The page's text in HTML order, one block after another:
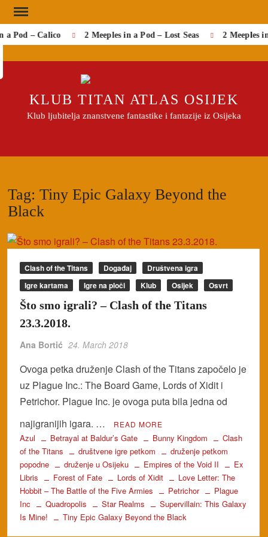
Skip
to
content
a Pod – Calico 2 Meeples in a Pod – Lost Seas 2 Meeples
Search
KLUB TITAN ATLAS OSIJEK
Klub ljubitelja znanstvene fantastike i fantazije iz Osijeka
Tag:Tiny Epic Galaxy Beyond the
Black
Clash of the Titans Događaj
Društvena igra
Igre kartama
Igre na ploči Klub Osijek Osvrt
Što smo igrali? – Clash of the Titans
23.3.2018.
Ana Bortić 24. March 2018
Ovoga petka druženje Clash of the Titans započelo je
uz Plague Inc.: The Board Game, Lords of Xidit i
Petrichor. Plague Inc. je ovoga puta bila jedna od
najigranijih igara. …
READ MORE
Azul Betrayal at Baldur’s Gate Bunny Kingdom
Clash
of the Titans
društvene igre petkom
druženje petkom
popodne
druženje u Osijeku Empires of the Void II
Ex
Libris
Forest of Fate Lords of Xidit
Love Letter: The
Hobbit – The Battle of the Five Armies
Petrichor
Plague
Inc
Quadropolis Star Realms
Supervillain: This Galaxy
Is Mine!
Tiny Epic Galaxy Beyond the Black